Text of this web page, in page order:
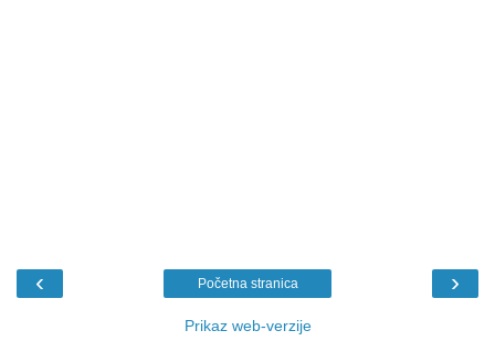
‹ ›
Početna stranica
Prikaz web-verzije